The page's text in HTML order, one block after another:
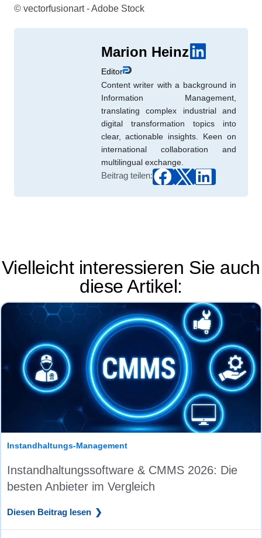
© vectorfusionart - Adobe Stock
Marion Heinz
Editor
Content writer with a background in
Information Management,
translating complex industrial and
digital transformation topics into
clear, actionable insights. Keen on
international collaboration and
multilingual exchange.
Beitrag teilen:
Vielleicht interessieren Sie auch
diese Artikel:
Instandhaltungs-Management
Instandhaltungssoftware & CMMS 2026: Die
besten Anbieter im Vergleich
Diesen Beitrag lesen